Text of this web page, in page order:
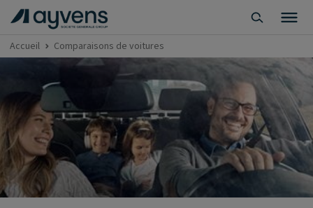
Accueil Comparaisons de voitures